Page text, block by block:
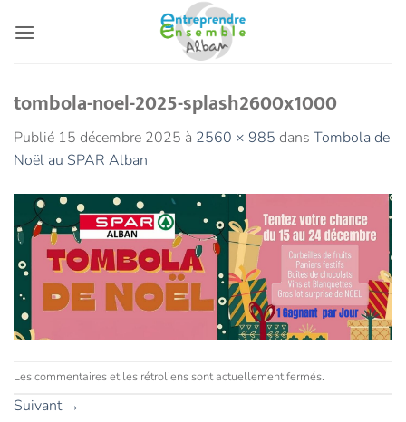
tombola-noel-2025-splash2600x1000
Publié 15 décembre 2025 à 2560 × 985 dans Tombola de
Noël au SPAR Alban
Les commentaires et les rétroliens sont actuellement fermés.
Suivant →